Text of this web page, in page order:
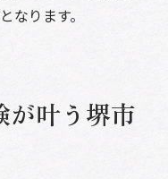
なります。
が叶う堺市